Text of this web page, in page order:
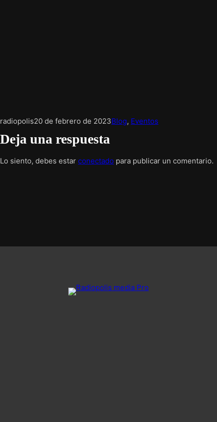
radiopolis20 de febrero de 2023Blog, Eventos
Deja una respuesta
Lo siento, debes estar conectado para publicar un comentario.